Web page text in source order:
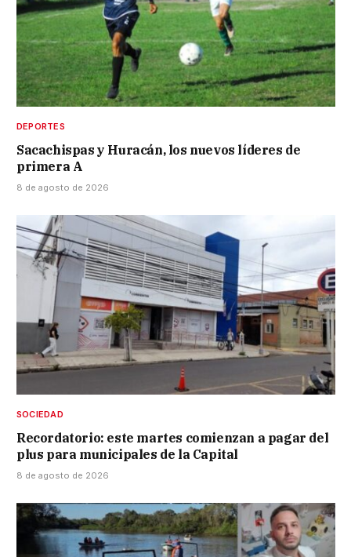
DEPORTES
Sacachispas y Huracán, los nuevos líderes de
primera A
8 de agosto de 2026
SOCIEDAD
Recordatorio: este martes comienzan a pagar del
plus para municipales de la Capital
8 de agosto de 2026